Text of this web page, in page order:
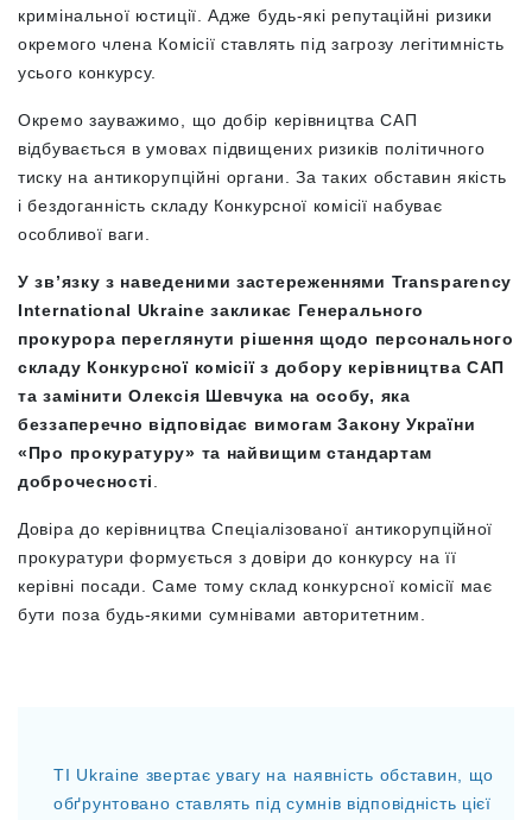
кримінальної юстиції. Адже будь-які репутаційні ризики
окремого члена Комісії ставлять під загрозу легітимність
усього конкурсу.
Окремо зауважимо, що добір керівництва САП
відбувається в умовах підвищених ризиків політичного
тиску на антикорупційні органи. За таких обставин якість
і бездоганність складу Конкурсної комісії набуває
особливої ваги.
У зв’язку з наведеними застереженнями Transparency
International Ukraine закликає Генерального
прокурора переглянути рішення щодо персонального
складу Конкурсної комісії з добору керівництва САП
та замінити Олексія Шевчука на особу, яка
беззаперечно відповідає вимогам Закону України
«Про прокуратуру» та найвищим стандартам
доброчесності
Довіра до керівництва Спеціалізованої антикорупційної
прокуратури формується з довіри до конкурсу на її
керівні посади. Саме тому склад конкурсної комісії має
бути поза будь-якими сумнівами авторитетним.
TI Ukraine звертає увагу на наявність обставин, що
обґрунтовано ставлять під сумнів відповідність цієї